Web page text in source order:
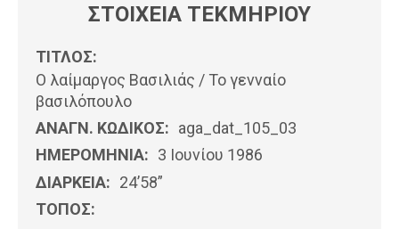
ΣΤΟΙΧΕΙΑ ΤΕΚΜΗΡΙΟΥ
ΤΙΤΛΟΣ:
Ο λαίμαργος Βασιλιάς / Το γενναίο
βασιλόπουλο
ΑΝΑΓΝ. ΚΩΔΙΚΟΣ: aga_dat_105_03
ΗΜΕΡΟΜΗΝΊΑ: 3 Ιουνίου 1986
ΔΙΑΡΚΕΙΑ: 24’58”
ΤΟΠΟΣ: